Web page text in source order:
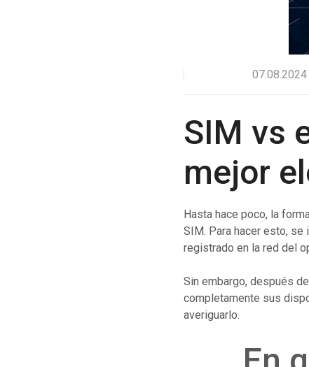
Descubre la mensajeríaempresarial de
próximageneración con multimedia e interactividad.
Un centro VoIP global único para llamadas de negocios
de altacalidadentodoelmundo.
07.08.2024
SIM vs
mejor
Hasta hace poco, la
SIM. Para hacer esto, se
registrado en la red del
Sin embargo, después
completamente sus
averiguarlo.